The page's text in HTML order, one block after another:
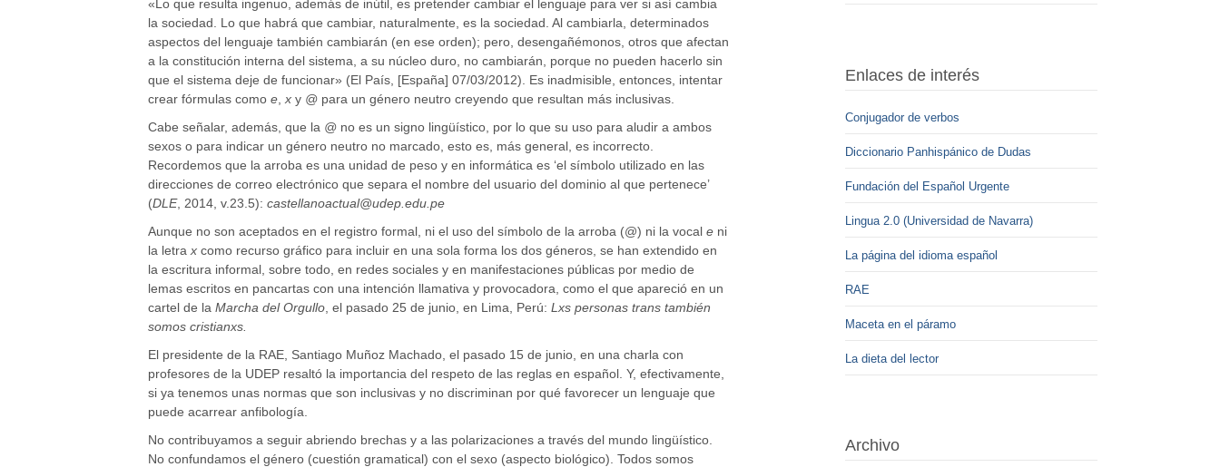
«Lo que resulta ingenuo, además de inútil, es pretender cambiar el lenguaje para ver si así cambia
la sociedad. Lo que habrá que cambiar, naturalmente, es la sociedad. Al cambiarla, determinados
aspectos del lenguaje también cambiarán (en ese orden); pero, desengañémonos, otros que afectan
a la constitución interna del sistema, a su núcleo duro, no cambiarán, porque no pueden hacerlo sin
que el sistema deje de funcionar» (El País, [España] 07/03/2012). Es inadmisible, entonces, intentar
crear fórmulas como e, xy @para un género neutro creyendo que resultan más inclusivas.
Cabe señalar, además, que la @ no es un signo lingüístico, por lo que su uso para aludir a ambos
sexos o para indicar un género neutro no marcado, esto es, más general, es incorrecto.
Recordemos que la arroba es una unidad de peso y en informática es ‘el símbolo utilizado en las
direcciones de correo electrónico que separa el nombre del usuario del dominio al que pertenece’
(DLE, 2014, v.23.5): castellanoactual@udep.edu.pe
Aunque no son aceptados en el registro formal, ni el uso del símbolo de la arroba (@) ni la vocal eni
la letra xcomo recurso gráfico para incluir en una sola forma los dos géneros, se han extendido en
la escritura informal, sobre todo, en redes sociales y en manifestaciones públicas por medio de
lemas escritos en pancartas con una intención llamativa y provocadora, como el que apareció en un
cartel de la Marcha del Orgullo, el pasado 25 de junio, en Lima, Perú: Lxs personas trans también
somos cristianxs.
El presidente de la RAE, Santiago Muñoz Machado, el pasado 15 de junio, en una charla con
profesores de la UDEP resaltó la importancia del respeto de las reglas en español. Y, efectivamente,
si ya tenemos unas normas que son inclusivas y no discriminan por qué favorecer un lenguaje que
puede acarrear anfibología.
No contribuyamos a seguir abriendo brechas y a las polarizaciones a través del mundo lingüístico.
No confundamos el género (cuestión gramatical) con el sexo (aspecto biológico). Todos somos
Enlaces de interés
Conjugador de verbos
Diccionario Panhispánico de Dudas
Fundación del Español Urgente
Lingua 2.0 (Universidad de Navarra)
La página del idioma español
RAE
Maceta en el páramo
La dieta del lector
Archivo